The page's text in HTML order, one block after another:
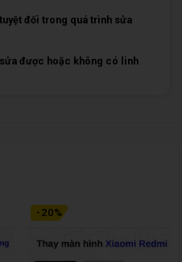
đối trong quá trình sửa
được hoặc không có linh
- 20%